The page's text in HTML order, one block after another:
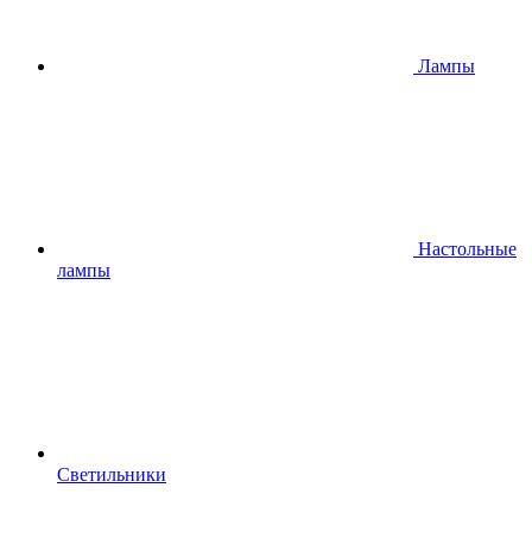
Лампы
Настольные
лампы
Светильники